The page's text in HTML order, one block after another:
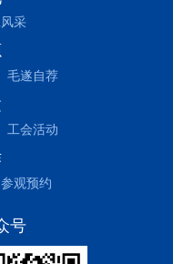
采
毛遂自荐
工会活动
参观预约
号